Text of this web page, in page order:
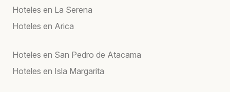
Hoteles en La Serena
Hoteles en Arica
Hoteles en San Pedro de Atacama
Hoteles en Isla Margarita